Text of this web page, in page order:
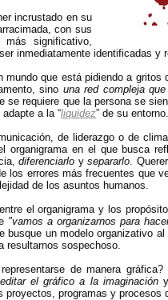
incrustado en su
con sus
más significativo,
inmediatamente identificadas y
que está pidiendo a gritos
sino una red compleja
requiere que la persona se
a la “liquidez” de su entorno.
de liderazgo o de
en el que busca
diferenciarlo ysepararlo.
los errores más frecuentes que
de los asuntos humanos.
el organigrama y los
"vamos a organizarnos para
un modelo organizativo al
resultarnos sospechoso.
de manera
el gráfico a la imaginacióny
programas y procesos